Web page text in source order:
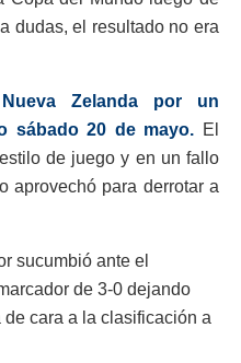
dudas, el resultado no era
Zelanda por un
sábado 20 de mayo. El
de juego y en un fallo
aprovechó para derrotar a
sucumbió ante el
de 3-0 dejando
cara a la clasificación a